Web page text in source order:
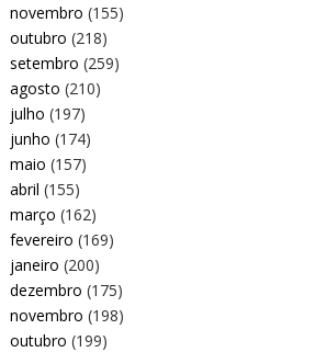
novembro (155)
outubro (218)
setembro (259)
agosto (210)
julho (197)
junho (174)
maio (157)
abril (155)
março (162)
fevereiro (169)
janeiro (200)
dezembro (175)
novembro (198)
outubro (199)